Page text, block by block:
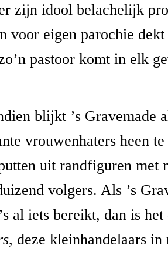
zijn idool belachelijk
voor eigen parochie
pastoor komt in elk
blijkt ’s Gravemade
vrouwenhaters heen
uit randfiguren met
volgers. Als ’s
al iets bereikt, dan is het
, deze kleinhandelaars in